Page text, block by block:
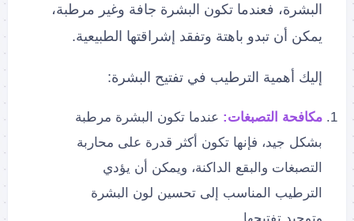
البشرة، فعندما تكون البشرة جافة وغير مرطبة،
يمكن أن تبدو باهتة وتفقد إشراقتها الطبيعية.
إليك أهمية الترطيب في تفتيح البشرة:
مكافحة التصبغات: عندما تكون البشرة مرطبة
بشكل جيد، فإنها تكون أكثر قدرة على محاربة
التصبغات والبقع الداكنة، ويمكن أن يؤدي
الترطيب المناسب إلى تحسين لون البشرة